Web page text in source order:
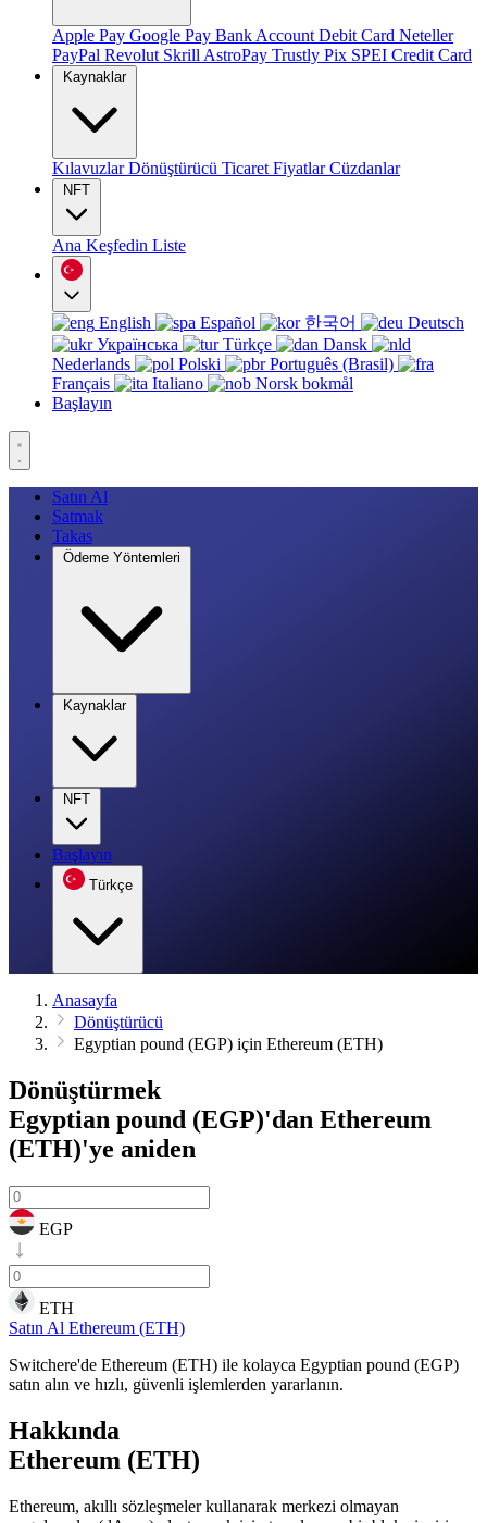
Apple Pay Google Pay Bank Account Debit Card Neteller
PayPal Revolut Skrill AstroPay Trustly Pix SPEI Credit Card
Kaynaklar
KılavuzlarDönüştürücü Ticaret FiyatlarCüzdanlar
NFT
Ana Keşfedin Liste
English Español 한국어
Deutsch
Українська
Türkçe
Dansk
Nederlands
Polski
Português (Brasil)
Français
Italiano
Norsk bokmål
Başlayın
Satın Al
Satmak
Takas
Ödeme Yöntemleri
Kaynaklar
NFT
Başlayın
Türkçe
Anasayfa
Dönüştürücü
Egyptian pound (EGP) için Ethereum (ETH)
Dönüştürmek
Egyptian pound (EGP)'dan Ethereum
(ETH)'ye aniden
EGP
ETH
Satın Al Ethereum (ETH)
Switchere'de Ethereum (ETH) ile kolayca Egyptian pound (EGP)
satın alın ve hızlı, güvenli işlemlerden yararlanın.
Hakkında
Ethereum (ETH)
Ethereum, akıllı sözleşmeler kullanarak merkezi olmayan